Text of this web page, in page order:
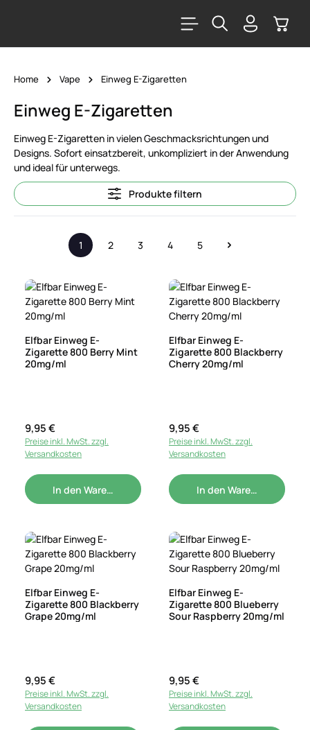
Home Vape Einweg E-Zigaretten
Einweg E-Zigaretten
Einweg E-Zigaretten in vielen Geschmacksrichtungen und
Designs. Sofort einsatzbereit, unkompliziert in der Anwendung
und ideal für unterwegs.
Produkte filtern
Seite
1 Seite
2 Seite
3 Seite
4 Seite
5
Elfbar Einweg E-
Zigarette 800 Berry Mint
20mg/ml
Regulärer Preis:
9,95 €
Preise inkl. MwSt. zzgl.
Versandkosten
In den Warenkorb
Elfbar Einweg E-
Zigarette 800 Blackberry
Cherry 20mg/ml
Regulärer Preis:
9,95 €
Preise inkl. MwSt. zzgl.
Versandkosten
In den Warenkorb
Elfbar Einweg E-
Zigarette 800 Blackberry
Grape 20mg/ml
Regulärer Preis:
9,95 €
Preise inkl. MwSt. zzgl.
Versandkosten
Elfbar Einweg E-
Zigarette 800 Blueberry
Sour Raspberry 20mg/ml
Regulärer Preis:
9,95 €
Preise inkl. MwSt. zzgl.
Versandkosten